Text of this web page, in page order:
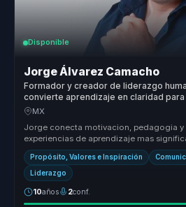
Disponible
Jorge Álvarez Camacho
Formador y creador de liderazgo
convierte aprendizaje en claridad
reales.
MX
Jorge conecta motivacion, pedagogia
experiencias de aprendizaje mas
audiencia...
Propósito, Valores e Inspiración
Liderazgo
10años 2conf.